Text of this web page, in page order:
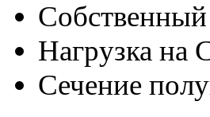
Собственный
Нагрузка на
Сечение